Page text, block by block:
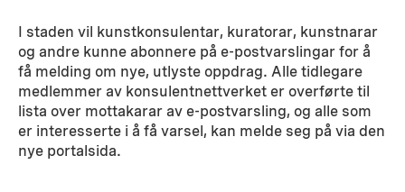
I staden vil kunstkonsulentar, kuratorar, kunstnarar
og andre kunne abonnere på e-postvarslingar for å
få melding om nye, utlyste oppdrag. Alle tidlegare
medlemmer av konsulentnettverket er overførte til
lista over mottakarar av e-postvarsling, og alle som
er interesserte i å få varsel, kan melde seg på via den
nye portalsida.